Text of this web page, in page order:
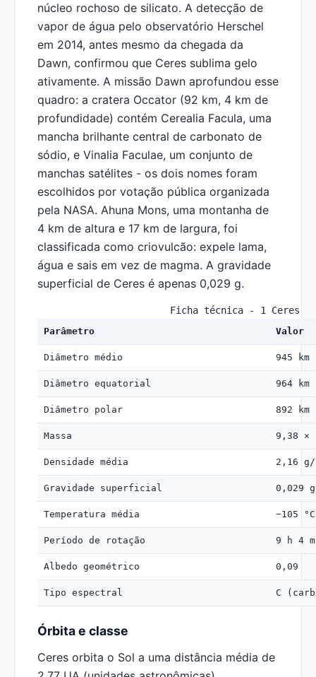
núcleo rochoso de silicato. A detecção de
vapor de água pelo observatório Herschel
em 2014, antes mesmo da chegada da
Dawn, confirmou que Ceres sublima gelo
ativamente. A missão Dawn aprofundou esse
quadro: a cratera Occator (92 km, 4 km de
profundidade) contém Cerealia Facula, uma
mancha brilhante central de carbonato de
sódio, e Vinalia Faculae, um conjunto de
manchas satélites - os dois nomes foram
escolhidos por votação pública organizada
pela NASA. Ahuna Mons, uma montanha de
4 km de altura e 17 km de largura, foi
classificada como criovulcão: expele lama,
água e sais em vez de magma. A gravidade
superficial de Ceres é apenas 0,029 g.
Ficha técnica - 1 Ceres
Parâmetro Valor
Diâmetro médio 945 km
Diâmetro equatorial 964 km
Diâmetro polar 892 km
Massa 9,38 ×
Densidade média 2,16 g/
Gravidade superficial 0,029 g
Temperatura média −105 °C
Período de rotação 9 h 4
Albedo geométrico 0,09
Tipo espectral C
Órbita e classe
Ceres orbita o Sol a uma distância média de